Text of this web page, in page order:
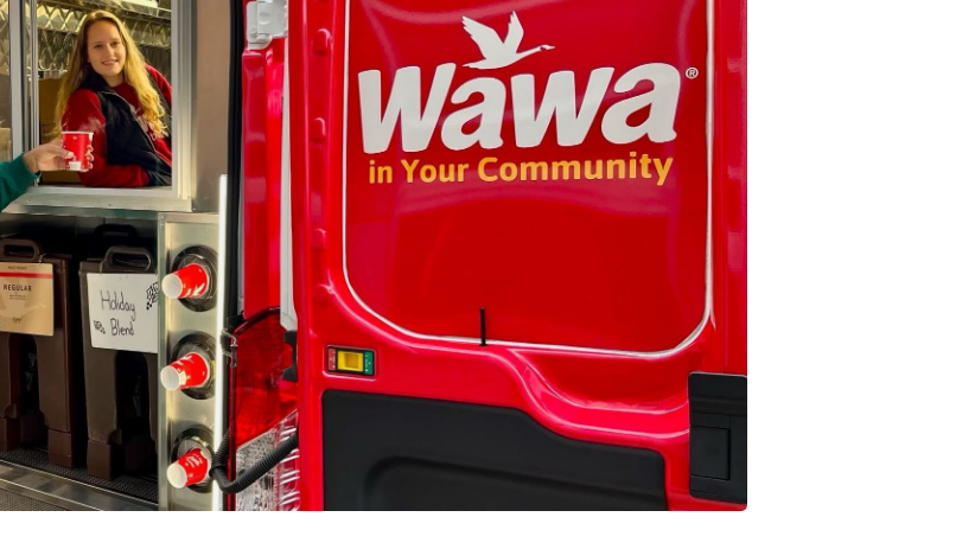
События
Контакты
Лучшие АЗС мира
Мнения
Видео
Подписка
Условия использования материалов
Политика конфиденциальности и cookie